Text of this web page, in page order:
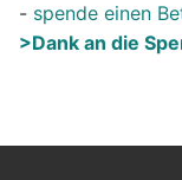
- spende einen
>Dank an die